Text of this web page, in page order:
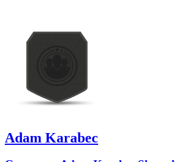
Adam Karabec